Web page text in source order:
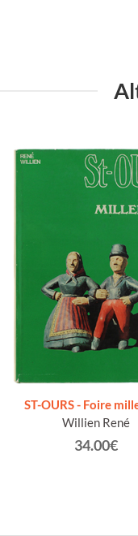
ST-OURS - Foire
Willien René
34.00€